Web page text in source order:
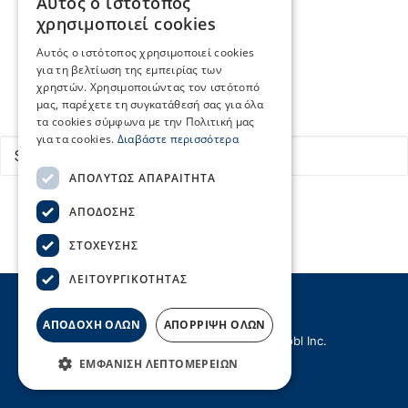
Κεντρικά Λιμεναρχεία
Οργανισμοί Λιμένων
Εύρεση δρομολογίων
Επικοινωνία
Search
© Copyright ΣΕΕΝ | Created byHellobl Inc.
χρησιμοποιεί cookies
Αυτός ο ιστότοπος χρησιμοποιεί cookies
για τη βελτίωση της εμπειρίας των
χρηστών. Χρησιμοποιώντας τον ιστότοπό
μας, παρέχετε τη συγκατάθεσή σας για όλα
τα cookies σύμφωνα με την Πολιτική μας
για τα cookies. Διαβάστε περισσότερα
ΑΠΟΛΎΤΩΣ ΑΠΑΡΑΊΤΗΤΑ
ΑΠΌΔΟΣΗΣ
ΣΤΌΧΕΥΣΗΣ
ΛΕΙΤΟΥΡΓΙΚΌΤΗΤΑΣ
ΑΠΟΔΟΧΗ ΟΛΩΝ ΑΠΟΡΡΙΨΗ ΟΛΩΝ
ΕΜΦΆΝΙΣΗ ΛΕΠΤΟΜΕΡΕΙΏΝ